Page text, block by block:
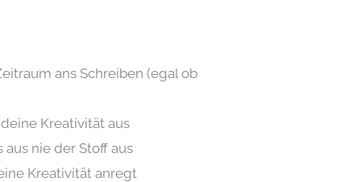
ans Schreiben (egal ob
Kreativität aus
nie der Stoff aus
Kreativität anregt